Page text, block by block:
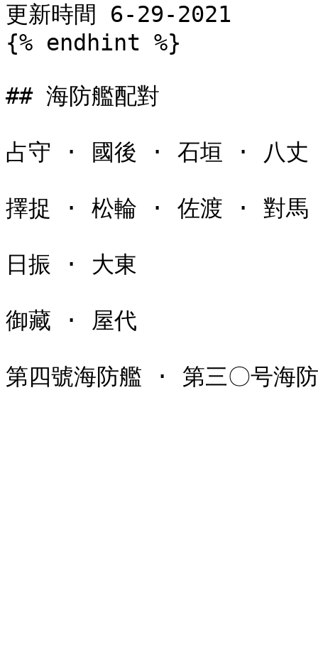
更新時間 6-29-2021
{% endhint %}
## 海防艦配對
占守 · 國後 · 石垣 · 八丈
擇捉 · 松輪 · 佐渡 · 對
日振 · 大東
御藏 · 屋代